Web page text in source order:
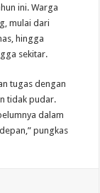
ini. Warga
mulai dari
hingga
sekitar.
tugas dengan
tidak pudar.
dalam
pungkas